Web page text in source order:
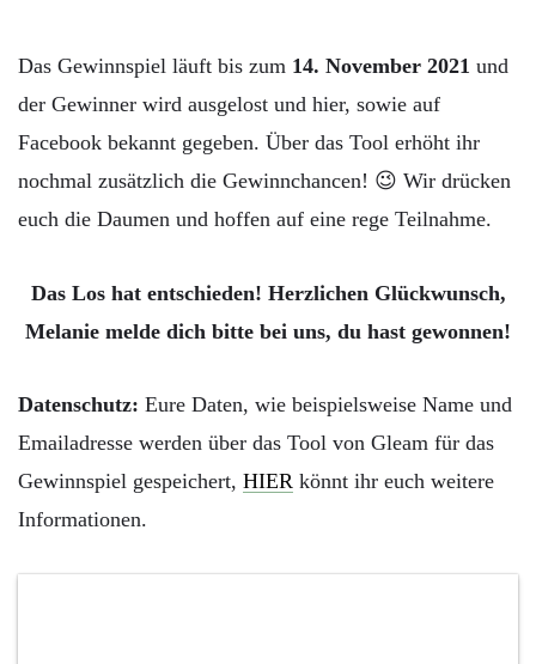
Das Gewinnspiel läuft bis zum 14. November 2021 und
der Gewinner wird ausgelost und hier, sowie auf
Facebook bekannt gegeben. Über das Tool erhöht ihr
nochmal zusätzlich die Gewinnchancen! 😉 Wir drücken
euch die Daumen und hoffen auf eine rege Teilnahme.
Das Los hat entschieden! Herzlichen Glückwunsch,
Melanie melde dich bitte bei uns, du hast gewonnen!
Datenschutz: Eure Daten, wie beispielsweise Name und
Emailadresse werden über das Tool von Gleam für das
Gewinnspiel gespeichert, HIER könnt ihr euch weitere
Informationen.